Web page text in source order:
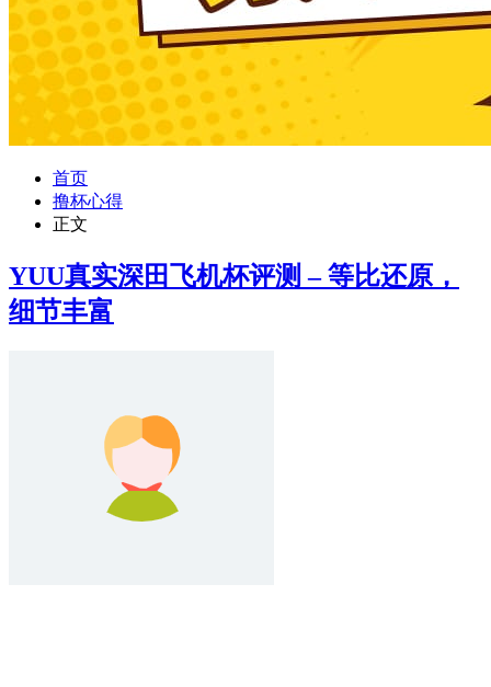
首页
撸杯心得
正文
YUU真实深田飞机杯评测 – 等比还原，
细节丰富